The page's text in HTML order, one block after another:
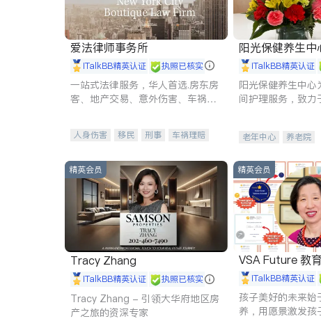
爱法律师事务所
iTalkBB精英认证 执照已核实
一站式法律服务，华人首选.房东房
客、地产交易、意外伤害、车祸重
人身伤害 移民 刑事
车祸理赔
商标注册
索赔 律师-其它 保释
阳光保健养生
iTalkBB精英认证
阳光保健养生中心
间护理服务，致力
老年中心 养老院
精英会员
Tracy Zhang
iTalkBB精英认证 执照已核实
Tracy Zhang - 引领大华府地区房
产之旅的资深专家
精英会员
VSA Future 教
iTalkBB精英认证
孩子美好的未来始
养，用愿景激发孩